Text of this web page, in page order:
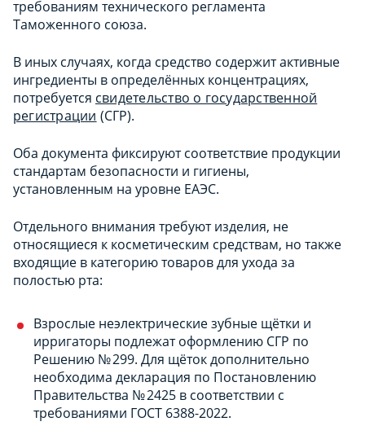
требованиям технического регламента
Таможенного союза.
В иных случаях, когда средство содержит активные
ингредиенты в определённых концентрациях,
потребуется свидетельство о государственной
регистрации (СГР).
Оба документа фиксируют соответствие продукции
стандартам безопасности и гигиены,
установленным на уровне ЕАЭС.
Отдельного внимания требуют изделия, не
относящиеся к косметическим средствам, но также
входящие в категорию товаров для ухода за
полостью рта:
Взрослые неэлектрические зубные щётки и
ирригаторы подлежат оформлению СГР по
Решению № 299. Для щёток дополнительно
необходима декларация по Постановлению
Правительства № 2425 в соответствии с
требованиями ГОСТ 6388-2022.